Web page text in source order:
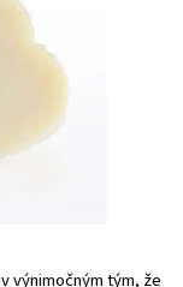
výnimočným tým, že